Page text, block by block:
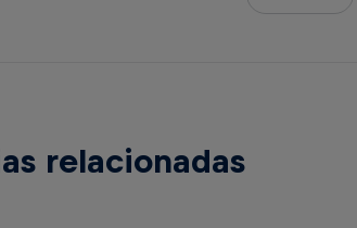
relacionadas